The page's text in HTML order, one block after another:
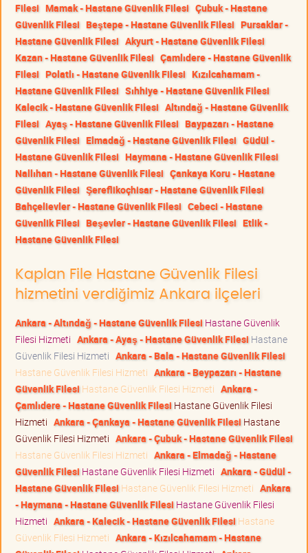
Filesi Mamak - Hastane Güvenlik Filesi Çubuk - Hastane
Güvenlik Filesi Beştepe - Hastane Güvenlik Filesi Pursaklar -
Hastane Güvenlik Filesi Akyurt - Hastane Güvenlik Filesi
Kazan - Hastane Güvenlik Filesi Çamlıdere - Hastane Güvenlik
Filesi Polatlı - Hastane Güvenlik Filesi Kızılcahamam -
Hastane Güvenlik Filesi Sıhhiye - Hastane Güvenlik Filesi
Kalecik - Hastane Güvenlik Filesi Altındağ - Hastane Güvenlik
Filesi Ayaş - Hastane Güvenlik Filesi Baypazarı - Hastane
Güvenlik Filesi Elmadağ - Hastane Güvenlik Filesi Güdül -
Hastane Güvenlik Filesi Haymana - Hastane Güvenlik Filesi
Nallıhan - Hastane Güvenlik Filesi Çankaya Koru - Hastane
Güvenlik Filesi Şereflikoçhisar - Hastane Güvenlik Filesi
Bahçelievler - Hastane Güvenlik Filesi Cebeci - Hastane
Güvenlik Filesi Beşevler - Hastane Güvenlik Filesi Etlik -
Hastane Güvenlik Filesi
Kaplan File Hastane Güvenlik Filesi
hizmetini verdiğimiz Ankara ilçeleri
Ankara - Altındağ - Hastane Güvenlik Filesi Hastane Güvenlik
Filesi Hizmeti Ankara - Ayaş - Hastane Güvenlik Filesi Hastane
Güvenlik Filesi Hizmeti Ankara - Bala - Hastane Güvenlik Filesi
Hastane Güvenlik Filesi Hizmeti Ankara - Beypazarı - Hastane
Güvenlik Filesi Hastane Güvenlik Filesi Hizmeti Ankara -
Çamlıdere - Hastane Güvenlik Filesi Hastane Güvenlik Filesi
Hizmeti Ankara - Çankaya - Hastane Güvenlik Filesi Hastane
Güvenlik Filesi Hizmeti Ankara - Çubuk - Hastane Güvenlik Filesi
Hastane Güvenlik Filesi Hizmeti Ankara - Elmadağ - Hastane
Güvenlik Filesi Hastane Güvenlik Filesi Hizmeti Ankara - Güdül -
Hastane Güvenlik Filesi Hastane Güvenlik Filesi Hizmeti Ankara
- Haymana - Hastane Güvenlik Filesi Hastane Güvenlik Filesi
Hizmeti Ankara - Kalecik - Hastane Güvenlik Filesi Hastane
Güvenlik Filesi Hizmeti Ankara - Kızılcahamam - Hastane